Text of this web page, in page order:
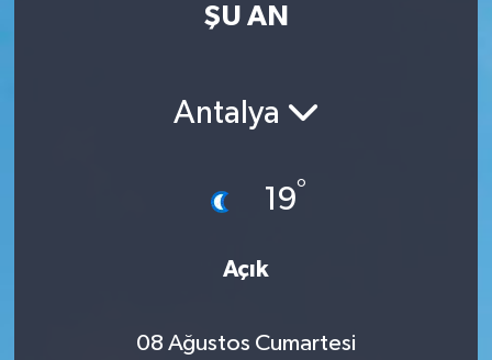
ŞU AN
Antalya
19°
Açık
08 Ağustos Cumartesi
BİLİM VE TEKNOLOJİ